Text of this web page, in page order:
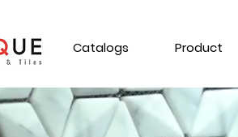
Catalogs Product